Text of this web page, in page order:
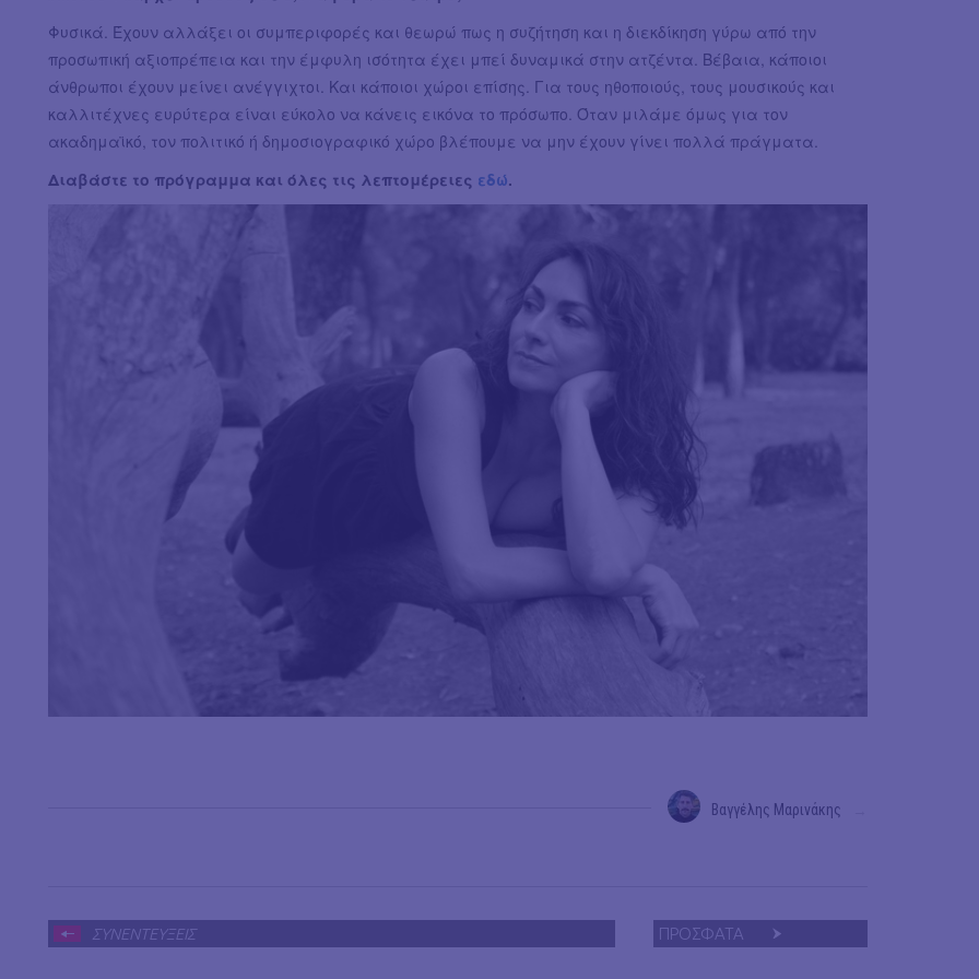
Φυσικά. Έχουν αλλάξει οι συμπεριφορές και θεωρώ πως η συζήτηση και η διεκδίκηση γύρω από την
προσωπική αξιοπρέπεια και την έμφυλη ισότητα έχει μπεί δυναμικά στην ατζέντα. Βέβαια, κάποιοι
άνθρωποι έχουν μείνει ανέγγιχτοι. Και κάποιοι χώροι επίσης. Για τους ηθοποιούς, τους μουσικούς και
καλλιτέχνες ευρύτερα είναι εύκολο να κάνεις εικόνα το πρόσωπο. Όταν μιλάμε όμως για τον
ακαδημαϊκό, τον πολιτικό ή δημοσιογραφικό χώρο βλέπουμε να μην έχουν γίνει πολλά πράγματα.
Διαβάστε το πρόγραμμα και όλες τις λεπτομέρειες εδώ.
Βαγγέλης Μαρινάκης
ΣΥΝΕΝΤΕΥΞΕΙΣ ΠΡΟΣΦΑΤΑ